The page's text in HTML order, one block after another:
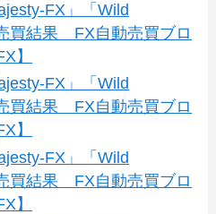
FX」「Wild
買結果 FX自動売買ブロ
】
FX」「Wild
買結果 FX自動売買ブロ
】
FX」「Wild
買結果 FX自動売買ブロ
】